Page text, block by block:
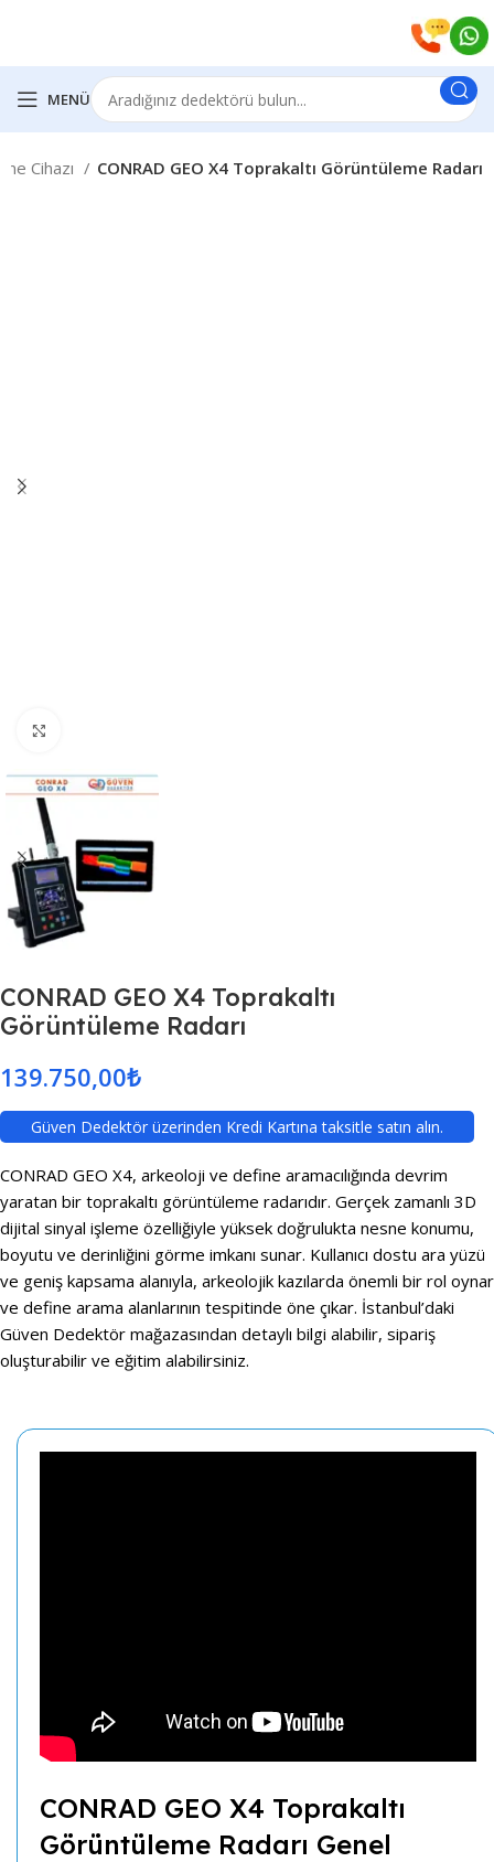
MENÜ
Cihazı CONRAD GEO X4 Toprakaltı Görüntüleme Radarı
CONRAD GEO X4 Toprakaltı
Görüntüleme Radarı
139.750,00₺
Güven Dedektör üzerinden Kredi Kartına taksitle satın alın.
CONRAD GEO X4, arkeoloji ve define aramacılığında devrim
yaratan bir toprakaltı görüntüleme radarıdır. Gerçek zamanlı 3D
dijital sinyal işleme özelliğiyle yüksek doğrulukta nesne konumu,
boyutu ve derinliğini görme imkanı sunar. Kullanıcı dostu ara yüzü
ve geniş kapsama alanıyla, arkeolojik kazılarda önemli bir rol oynar
ve define arama alanlarının tespitinde öne çıkar. İstanbul’daki
Güven Dedektör mağazasından detaylı bilgi alabilir, sipariş
oluşturabilir ve eğitim alabilirsiniz.
CONRAD GEO X4 Toprakaltı
Görüntüleme Radarı Genel